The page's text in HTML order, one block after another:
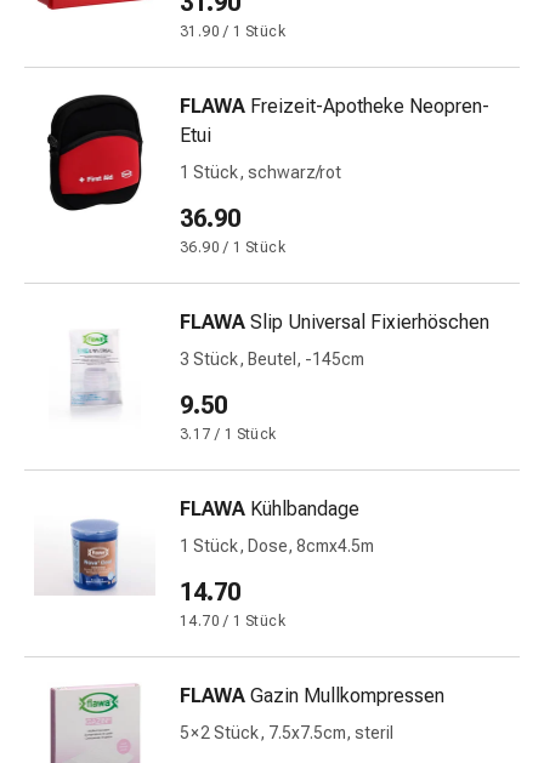
Schwitzen
Unreine
Fieberblasen
Hautausschlag
Akne
Naturmittel
Bachblütentherapie
Homöopathie
Phytotherapie
Salz
Spagyrika
Anthroposophika
Blase,
Prostata
Harnwegsbeschwerden
Prostata
Blasenbeschwerden
Schmerzen
31.90 / 1 Stück
FLAWA Freizeit-Apotheke Neopren-
Etui
1 Stück, schwarz/rot
36.90
36.90 / 1 Stück
FLAWA Slip Universal Fixierhöschen
3 Stück, Beutel, -145cm
9.50
3.17 / 1 Stück
FLAWA Kühlbandage
1 Stück, Dose, 8cmx4.5m
14.70
14.70 / 1 Stück
FLAWA Gazin Mullkompressen
5 × 2 Stück, 7.5x7.5cm, steril